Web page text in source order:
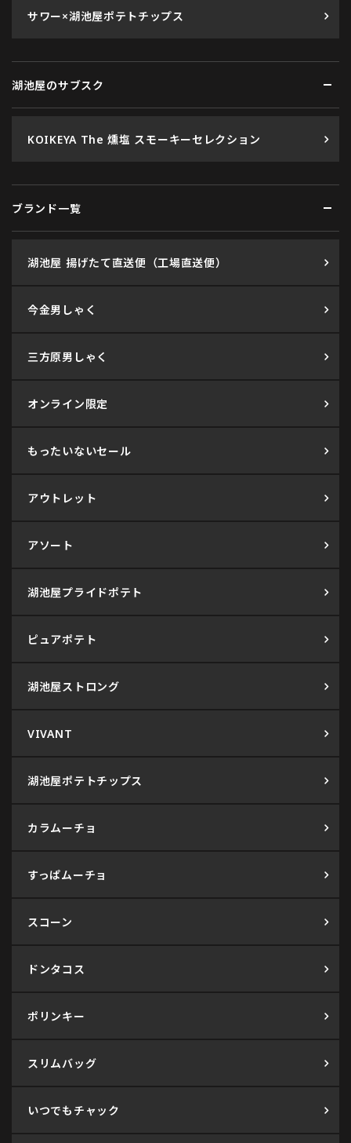
サワー×湖池屋ポテトチップス
湖池屋のサブスク
KOIKEYA The 燻塩 スモーキーセレクション
ブランド一覧
湖池屋 揚げたて直送便（工場直送便）
今金男しゃく
三方原男しゃく
オンライン限定
もったいないセール
アウトレット
アソート
湖池屋プライドポテト
ピュアポテト
湖池屋ストロング
VIVANT
湖池屋ポテトチップス
カラムーチョ
すっぱムーチョ
スコーン
ドンタコス
ポリンキー
スリムバッグ
いつでもチャック